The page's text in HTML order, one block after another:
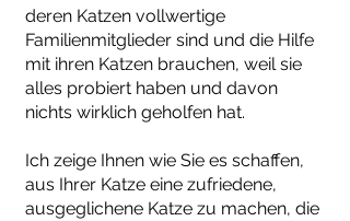
deren Katzen vollwertige
Familienmitglieder sind und die Hilfe
mit ihren Katzen brauchen, weil sie
alles probiert haben und davon
nichts wirklich geholfen hat.
Ich zeige Ihnen wie Sie es schaffen,
aus Ihrer Katze eine zufriedene,
ausgeglichene Katze zu machen, die